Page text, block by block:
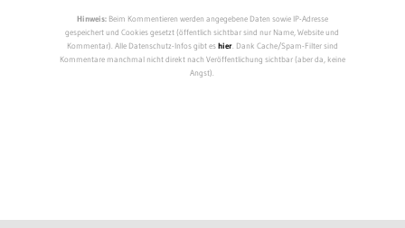
Hinweis:Beim Kommentieren werden angegebene Daten sowie IP-Adresse
gespeichert und Cookies gesetzt (öffentlich sichtbar sind nur Name, Website und
Kommentar). Alle Datenschutz-Infos gibt eshier. Dank Cache/Spam-Filter sind
Kommentare manchmal nicht direkt nach Veröffentlichung sichtbar (aber da, keine
Angst).